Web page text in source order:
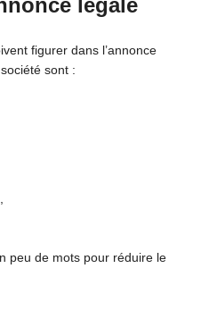
légale
figurer dans l’annonce
sont :
peu de mots pour réduire le